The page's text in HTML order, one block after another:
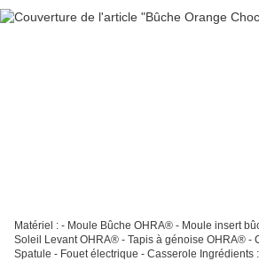
Matériel : - Moule Bûche OHRA® - Moule insert
Soleil Levant OHRA® - Tapis à génoise OHRA® -
Spatule - Fouet électrique - Casserole Ingrédients :